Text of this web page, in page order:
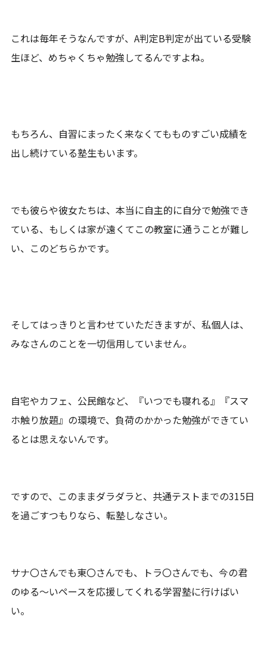
これは毎年そうなんですが、A判定B判定が出ている受験
生ほど、めちゃくちゃ勉強してるんですよね。
もちろん、自習にまったく来なくてもものすごい成績を
出し続けている塾生もいます。
でも彼らや彼女たちは、本当に自主的に自分で勉強でき
ている、もしくは家が遠くてこの教室に通うことが難し
い、このどちらかです。
そしてはっきりと言わせていただきますが、私個人は、
みなさんのことを一切信用していません。
自宅やカフェ、公民館など、『いつでも寝れる』『スマ
ホ触り放題』の環境で、負荷のかかった勉強ができてい
るとは思えないんです。
ですので、このままダラダラと、共通テストまでの315日
を過ごすつもりなら、転塾しなさい。
サナ〇さんでも東〇さんでも、トラ〇さんでも、今の君
のゆる～いペースを応援してくれる学習塾に行けばい
い。